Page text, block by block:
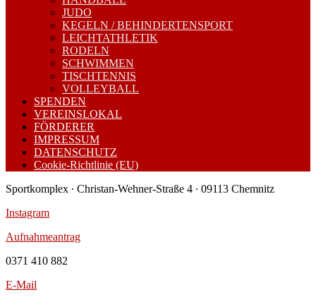
JUDO
KEGELN / BEHINDERTENSPORT
LEICHTATHLETIK
RODELN
SCHWIMMEN
TISCHTENNIS
VOLLEYBALL
SPENDEN
VEREINSLOKAL
FÖRDERER
IMPRESSUM
DATENSCHUTZ
Cookie-Richtlinie (EU)
Sportkomplex ∙ Christan-Wehner-Straße 4 ∙ 09113 Chemnitz
Instagram
Aufnahmeantrag
0371 410 882
E-Mail